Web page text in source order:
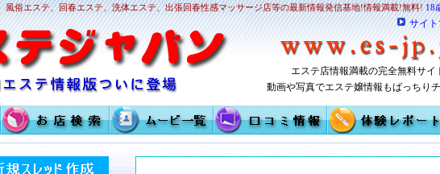
風俗エステ、回春エステ、洗体エステ、出張回春性感マッサージ店等の最新情報発信基地!情報満載!無料! 18
サイ
エステ店情報満載の完全無料サイ
動画や写真でエステ嬢情報もばっちりチ